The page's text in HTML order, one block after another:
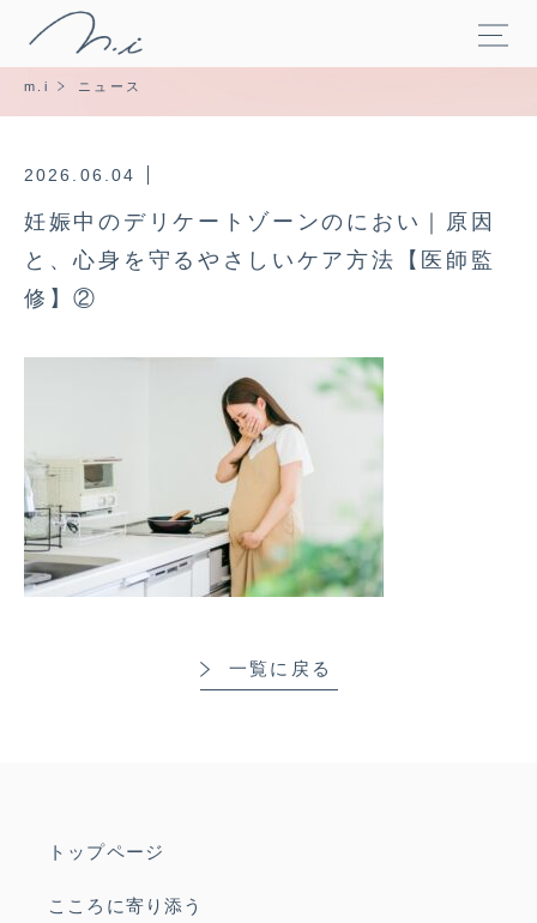
m.i ニュース
2026.06.04
妊娠中のデリケートゾーンのにおい｜原因
と、心身を守るやさしいケア方法【医師監
修】②
一覧に戻る
トップページ
こころに寄り添う